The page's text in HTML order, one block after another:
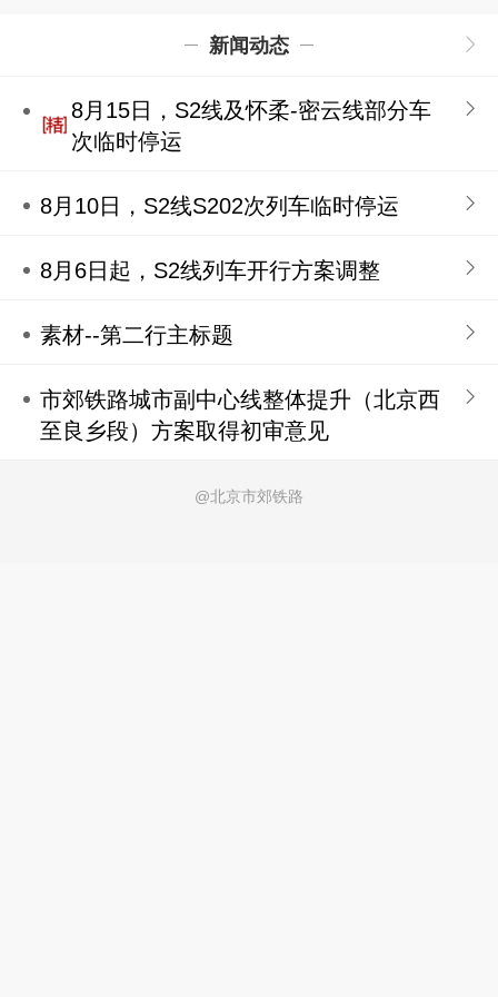
新闻动态
8月15日，S2线及怀柔-密云线部分车
次临时停运
8月10日，S2线S202次列车临时停运
8月6日起，S2线列车开行方案调整
素材--第二行主标题
市郊铁路城市副中心线整体提升（北京西
至良乡段）方案取得初审意见
@北京市郊铁路